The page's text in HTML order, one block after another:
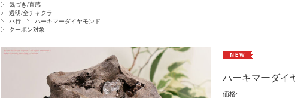
気づき/直感
透明/全チャクラ
ハ行
ハーキマーダイヤモンド
クーポン対象
ハーキマーダイ
価格: